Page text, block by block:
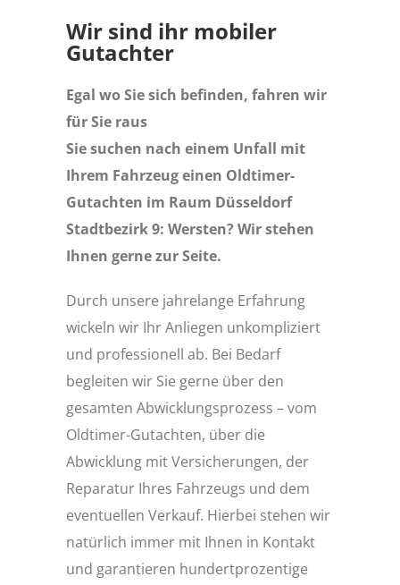
Wir sind ihr mobiler
Gutachter
Egal wo Sie sich befinden, fahren wir
für Sie raus
Sie suchen nach einem Unfall mit
Ihrem Fahrzeug einen Oldtimer-
Gutachten im Raum Düsseldorf
Stadtbezirk 9: Wersten? Wir stehen
Ihnen gerne zur Seite.
Durch unsere jahrelange Erfahrung
wickeln wir Ihr Anliegen unkompliziert
und professionell ab. Bei Bedarf
begleiten wir Sie gerne über den
gesamten Abwicklungsprozess – vom
Oldtimer-Gutachten, über die
Abwicklung mit Versicherungen, der
Reparatur Ihres Fahrzeugs und dem
eventuellen Verkauf. Hierbei stehen wir
natürlich immer mit Ihnen in Kontakt
und garantieren hundertprozentige